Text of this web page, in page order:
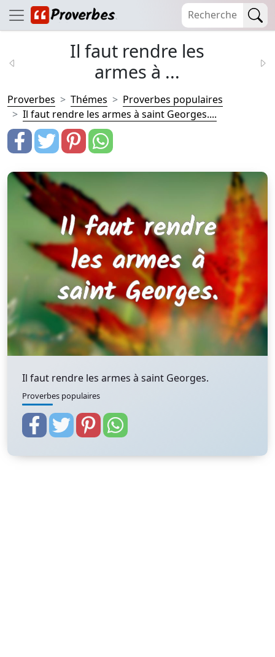
Il faut rendre les
armes à ...
Proverbes Thémes
Proverbes populaires
Il faut rendre les armes à saint Georges....
Il faut rendre les armes à saint Georges.
Proverbes populaires